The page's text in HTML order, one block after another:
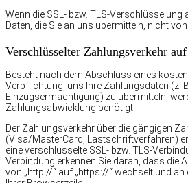
Wenn die SSL- bzw. TLS-Verschlüsselung
Daten, die Sie an uns übermitteln, nicht
Verschlüsselter Zahlungsverkehr
Besteht nach dem Abschluss eines
Verpflichtung, uns Ihre Zahlungsdaten (z.
Einzugsermächtigung) zu übermitteln,
Zahlungsabwicklung benötigt.
Der Zahlungsverkehr über die gängigen
(Visa/MasterCard, Lastschriftverfahren)
eine verschlüsselte SSL- bzw. TLS-
Verbindung erkennen Sie daran, dass die
von „http://“ auf „https://“ wechselt und